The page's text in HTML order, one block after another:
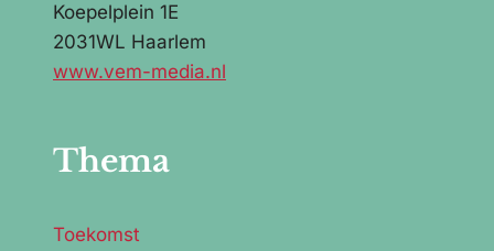
Koepelplein 1E
2031WL Haarlem
www.vem-media.nl
Thema
Toekomst